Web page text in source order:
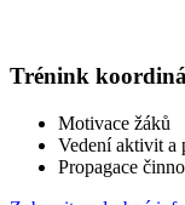
Trénink
Motivace žáků
Vedení aktivit a
Propagace